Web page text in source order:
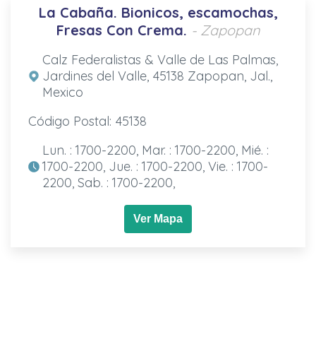
La Cabaña. Bionicos, escamochas,
Fresas Con Crema. - Zapopan
Calz Federalistas & Valle de Las Palmas,
Jardines del Valle, 45138 Zapopan, Jal.,
Mexico
Código Postal: 45138
Lun. : 1700-2200, Mar. : 1700-2200, Mié. :
1700-2200, Jue. : 1700-2200, Vie. : 1700-
2200, Sab. : 1700-2200,
Ver Mapa